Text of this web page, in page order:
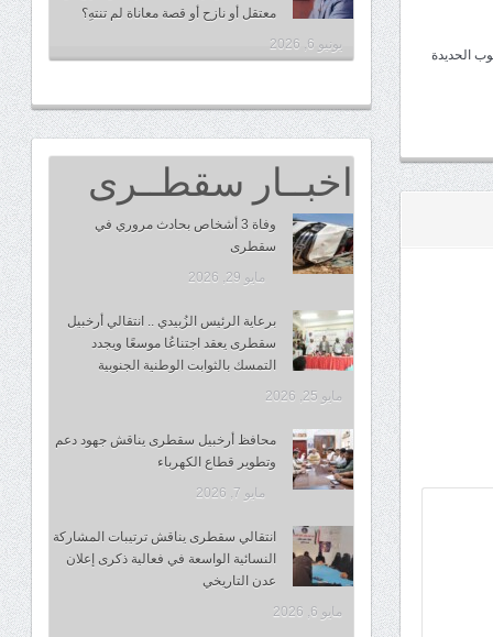
الحديدة
معتقل أو نازح أو قصة معاناة لم تنتهِ؟
يونيو 6, 2026
اخبــار سقطــرى
وفاة 3 أشخاص بحادث مروري في
سقطرى
مايو 29, 2026
برعاية الرئيس الزُبيدي .. انتقالي أرخبيل
سقطرى يعقد اجتناعُا موسعًا ويجدد
التمسك بالثوابت الوطنية الجنوبية
مايو 25, 2026
محافظ أرخبيل سقطرى يناقش جهود دعم
وتطوير قطاع الكهرباء
مايو 7, 2026
انتقالي سقطرى يناقش ترتيبات المشاركة
النسائية الواسعة في فعالية ذكرى إعلان
عدن التاريخي
مايو 6, 2026